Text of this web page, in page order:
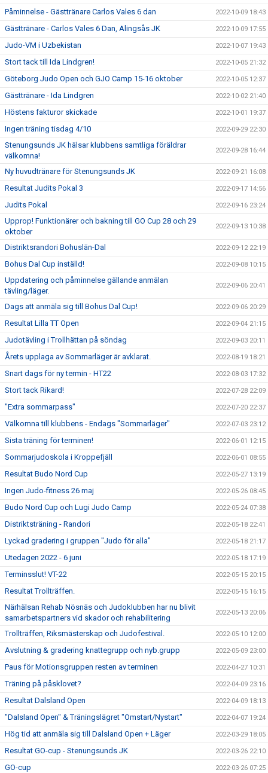
Påminnelse - Gästtränare Carlos Vales 6 dan 2022-10-09 18:43
Gästtränare - Carlos Vales 6 Dan, Alingsås JK 2022-10-09 17:55
Judo-VM i Uzbekistan 2022-10-07 19:43
Stort tack till Ida Lindgren! 2022-10-05 21:32
Göteborg Judo Open och GJO Camp 15-16 oktober 2022-10-05 12:37
Gästtränare - Ida Lindgren 2022-10-02 21:40
Höstens fakturor skickade 2022-10-01 19:37
Ingen träning tisdag 4/10 2022-09-29 22:30
Stenungsunds JK hälsar klubbens samtliga föräldrar
välkomna!
2022-09-28 16:44
Ny huvudtränare för Stenungsunds JK 2022-09-21 16:08
Resultat Judits Pokal 3 2022-09-17 14:56
Judits Pokal 2022-09-16 23:24
Upprop! Funktionärer och bakning till GO Cup 28 och 29
oktober
2022-09-13 10:38
Distriktsrandori Bohuslän-Dal 2022-09-12 22:19
Bohus Dal Cup inställd! 2022-09-08 10:15
Uppdatering och påminnelse gällande anmälan
tävling/läger.
2022-09-06 20:41
Dags att anmäla sig till Bohus Dal Cup! 2022-09-06 20:29
Resultat Lilla TT Open 2022-09-04 21:15
Judotävling i Trollhättan på söndag 2022-09-03 20:11
Årets upplaga av Sommarläger är avklarat. 2022-08-19 18:21
Snart dags för ny termin - HT22 2022-08-03 17:32
Stort tack Rikard! 2022-07-28 22:09
"Extra sommarpass" 2022-07-20 22:37
Välkomna till klubbens - Endags "Sommarläger" 2022-07-03 23:12
Sista träning för terminen! 2022-06-01 12:15
Sommarjudoskola i Kroppefjäll 2022-06-01 08:55
Resultat Budo Nord Cup 2022-05-27 13:19
Ingen Judo-fitness 26 maj 2022-05-26 08:45
Budo Nord Cup och Lugi Judo Camp 2022-05-24 07:38
Distriktsträning - Randori 2022-05-18 22:41
Lyckad gradering i gruppen "Judo för alla" 2022-05-18 21:17
Utedagen 2022 - 6 juni 2022-05-18 17:19
Terminsslut! VT-22 2022-05-15 20:15
Resultat Trollträffen. 2022-05-15 16:15
Närhälsan Rehab Nösnäs och Judoklubben har nu blivit
samarbetspartners vid skador och rehabilitering
2022-05-13 20:06
Trollträffen, Riksmästerskap och Judofestival. 2022-05-10 12:00
Avslutning & gradering knattegrupp och nyb.grupp 2022-05-09 23:00
Paus för Motionsgruppen resten av terminen 2022-04-27 10:31
Träning på påsklovet? 2022-04-09 23:16
Resultat Dalsland Open 2022-04-09 18:13
"Dalsland Open" & Träningslägret "Omstart/Nystart" 2022-04-07 19:24
Hög tid att anmäla sig till Dalsland Open + Läger 2022-03-29 18:05
Resultat GO-cup - Stenungsunds JK 2022-03-26 22:10
GO-cup 2022-03-26 07:25